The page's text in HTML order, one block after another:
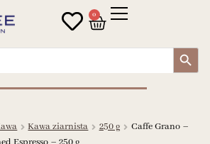
0
Search Button
Kawa ziarnista 250 g
Caffe Grano –